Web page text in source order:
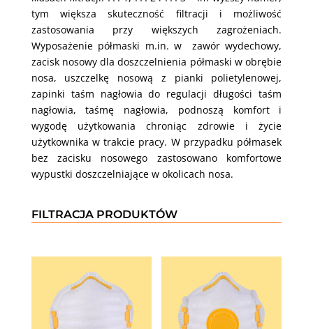
tym większa skuteczność filtracji i możliwość
zastosowania przy większych zagrożeniach.
Wyposażenie półmaski m.in. w zawór wydechowy,
zacisk nosowy dla doszczelnienia półmaski w obrębie
nosa, uszczelkę nosową z pianki polietylenowej,
zapinki taśm nagłowia do regulacji długości taśm
nagłowia, taśmę nagłowia, podnoszą komfort i
wygodę użytkowania chroniąc zdrowie i życie
użytkownika w trakcie pracy. W przypadku półmasek
bez zacisku nosowego zastosowano komfortowe
wypustki doszczelniające w okolicach nosa.
FILTRACJA PRODUKTÓW